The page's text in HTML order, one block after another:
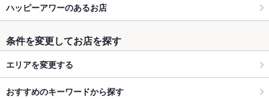
ハッピーアワーのあるお店
条件を変更してお店を探す
エリアを変更する
おすすめのキーワードから探す